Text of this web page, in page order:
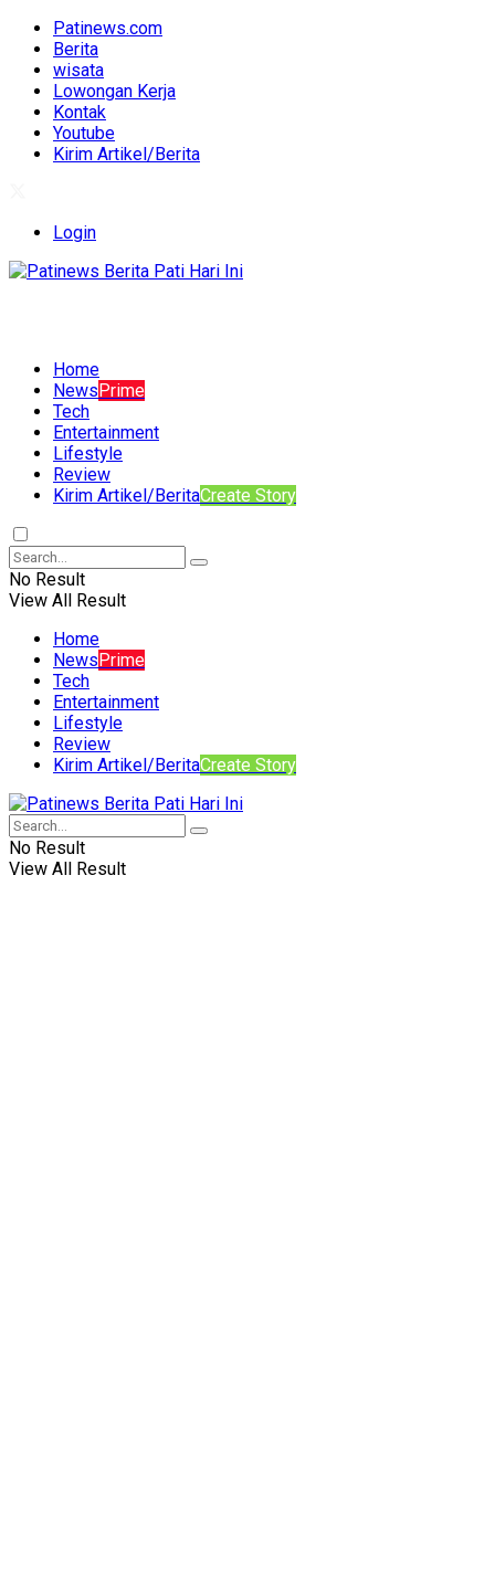
Patinews.com
Berita
wisata
Lowongan Kerja
Kontak
Youtube
Kirim Artikel/Berita
Login
Home
NewsPrime
Tech
Entertainment
Lifestyle
Review
Kirim Artikel/BeritaCreate Story
No Result
View All Result
Home
NewsPrime
Tech
Entertainment
Lifestyle
Review
Kirim Artikel/BeritaCreate Story
No Result
View All Result